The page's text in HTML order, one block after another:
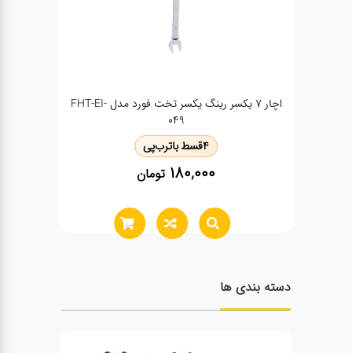
اچار 7 یکسر رینگ یکسر تخت فورد مدل FHT-EI-
049
4قسط باترب‌پی
180,000 تومان
دسته بندی ها